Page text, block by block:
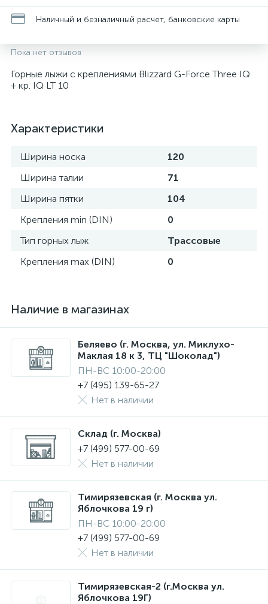
Наличный и безналичный расчет, банковские карты
Пока нет отзывов
Горные лыжи с креплениями Blizzard G-Force Three IQ
+ кр. IQ LT 10
Характеристики
Ширина носка
120
Ширина талии
71
Ширина пятки
104
Крепления min (DIN)
0
Тип горных лыж
Трассовые
Крепления max (DIN)
0
Наличие в магазинах
Беляево (г. Москва, ул. Миклухо-
Маклая 18 к 3, ТЦ "Шоколад")
ПН-ВС 10:00-20:00
+7 (495) 139-65-27
Нет в наличии
Склад (г. Москва)
+7 (499) 577-00-69
Нет в наличии
Тимирязевская (г. Москва ул.
Яблочкова 19 г)
ПН-ВС 10:00-20:00
+7 (499) 577-00-69
Нет в наличии
Тимирязевская-2 (г.Москва ул.
Яблочкова 19Г)